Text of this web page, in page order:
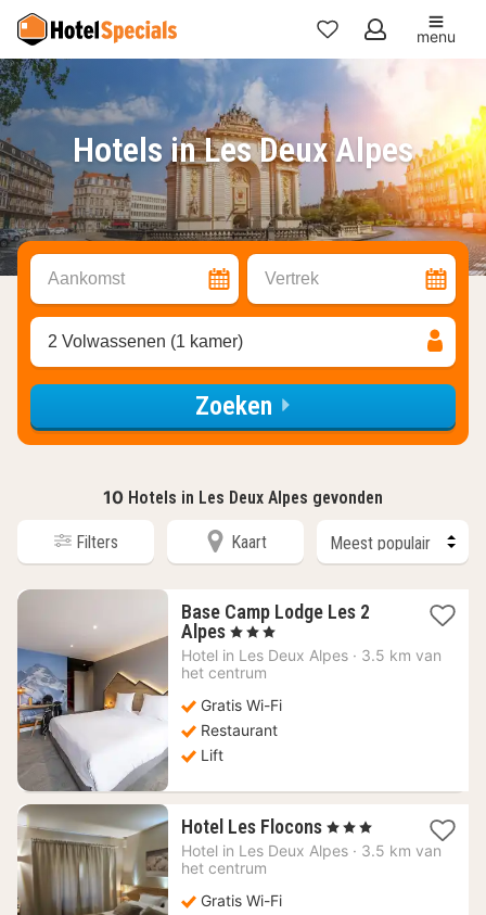
Mijn
favorieten
menu
Hotels in Les Deux Alpes
Aankomst Vertrek
2 Volwassenen (1 kamer)
Zoeken
10 Hotels in Les Deux Alpes gevonden
Filters Kaart
Base Camp Lodge Les 2
Alpes 1
nacht
vanaf
€
, 3 Sterren
Hotel in Les Deux Alpes · 3.5 km van
het centrum
Gratis Wi-Fi
Restaurant
Lift
Hotel Les Flocons 1
nacht
vanaf
, 3 Sterren
Hotel in Les Deux Alpes · 3.5 km van
het centrum
Gratis Wi-Fi